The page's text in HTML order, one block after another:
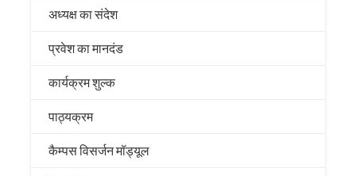
अध्यक्ष का संदेश
प्रवेश का मानदंड
कार्यक्रम शुल्क
पाठ्यक्रम
कैम्पस विसर्जन मॉड्यूल